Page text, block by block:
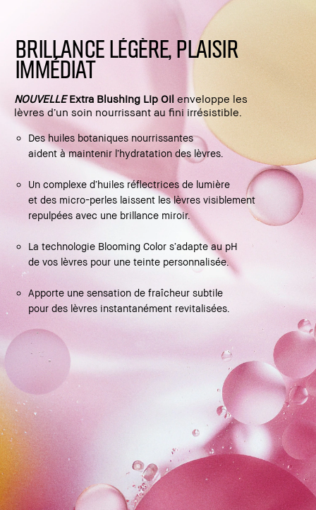
BRILLANCE LÉGÈRE, PLAISIR
IMMÉDIAT
NOUVELLEExtra Blushing Lip Oil enveloppe les
lèvres d’un soin nourrissant au fini irrésistible.
Des huiles botaniques nourrissantes
aident à maintenir l’hydratation des lèvres.
Un complexe d’huiles réflectrices de lumière
et des micro-perles laissent les lèvres visiblement
repulpées avec une brillance miroir.
La technologie Blooming Color s’adapte au pH
de vos lèvres pour une teinte personnalisée.
Apporte une sensation de fraîcheur subtile
pour des lèvres instantanément revitalisées.